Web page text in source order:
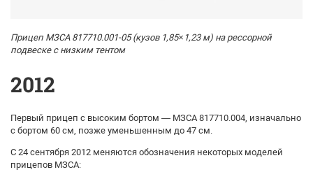
Прицеп МЗСА 817710.001-05 (кузов 1,85×1,23 м) на рессорной
подвеске с низким тентом
2012
Первый прицеп с высоким бортом — МЗСА 817710.004, изначально
с бортом 60 см, позже уменьшенным до 47 см.
С 24 сентября 2012 меняются обозначения некоторых моделей
прицепов МЗСА: